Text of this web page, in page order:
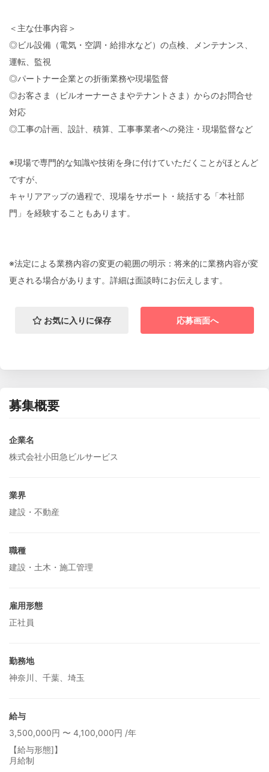
＜主な仕事内容＞
◎ビル設備（電気・空調・給排水など）の点検、メンテナンス、
運転、監視
◎パートナー企業との折衝業務や現場監督
◎お客さま（ビルオーナーさまやテナントさま）からのお問合せ
対応
◎工事の計画、設計、積算、工事事業者への発注・現場監督など
※現場で専門的な知識や技術を身に付けていただくことがほとんど
ですが、
キャリアアップの過程で、現場をサポート・統括する「本社部
門」を経験することもあります。
※法定による業務内容の変更の範囲の明示：将来的に業務内容が変
更される場合があります。詳細は面談時にお伝えします。
お気に入りに保存 応募画面へ
募集概要
企業名
株式会社小田急ビルサービス
業界
建設・不動産
職種
建設・土木・施工管理
雇用形態
正社員
勤務地
神奈川、千葉、埼玉
給与
3,500,000円 〜 4,100,000円 /年
【給与形態]】
月給制